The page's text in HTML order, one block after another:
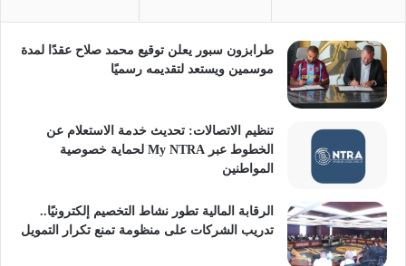
طرابزون سبور يعلن توقيع محمد صلاح عقدًا لمدة
موسمين ويستعد لتقديمه رسميًا
تنظيم الاتصالات: تحديث خدمة الاستعلام عن
الخطوط عبر My NTRA لحماية خصوصية
المواطنين
الرقابة المالية تطور نشاط التخصيم إلكترونيًا..
تدريب الشركات على منظومة تمنع تكرار التمويل